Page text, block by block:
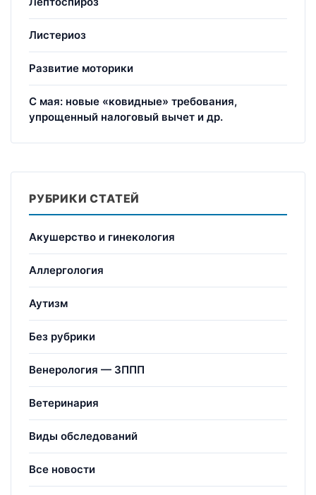
Листериоз
Развитие моторики
С мая: новые «ковидные» требования,
упрощенный налоговый вычет и др.
РУБРИКИ СТАТЕЙ
Акушерство и гинекология
Аллергология
Аутизм
Без рубрики
Венерология — ЗППП
Ветеринария
Виды обследований
Все новости